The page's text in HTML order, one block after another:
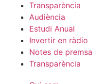
Transparència
Audiència
Estudi Anual
Invertir en ràdio
Notes de premsa
Transparència